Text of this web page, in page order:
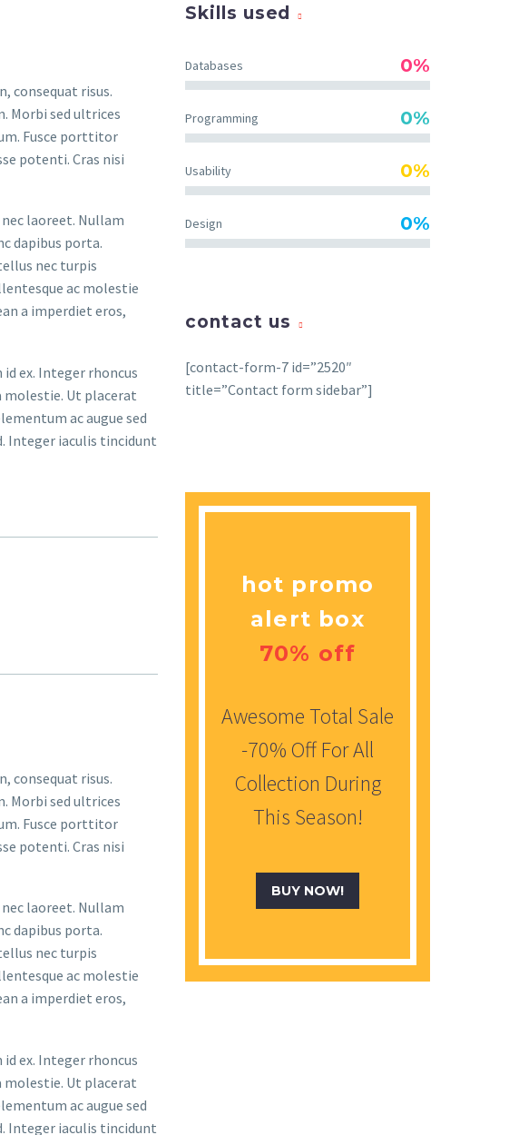
consequat risus.
Morbi sed ultrices
Fusce porttitor
potenti. Cras nisi
laoreet. Nullam
dapibus porta.
nec turpis
ac molestie
a imperdiet eros,
ex. Integer rhoncus
molestie. Ut placerat
ac augue sed
Integer iaculis tincidunt
consequat risus.
Morbi sed ultrices
Fusce porttitor
potenti. Cras nisi
laoreet. Nullam
dapibus porta.
nec turpis
ac molestie
a imperdiet eros,
ex. Integer rhoncus
molestie. Ut placerat
ac augue sed
Integer iaculis tincidunt
Skills used
Databases 0%
Programming 0%
Usability 0%
Design 0%
contact us
[contact-form-7 id=”2520″
title=”Contact form sidebar”]
hot promo
alert box
70% off
Awesome Total Sale
-70% Off For All
Collection During
This Season!
BUY NOW!